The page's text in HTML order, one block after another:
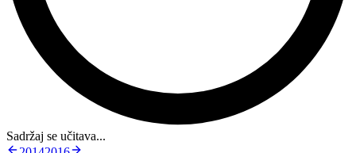
Sadržaj se učitava...